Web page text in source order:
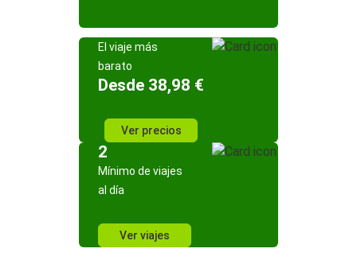
El viaje más
barato
Desde 38,98 €
Ver precios
2
Mínimo de viajes
al día
Ver viajes